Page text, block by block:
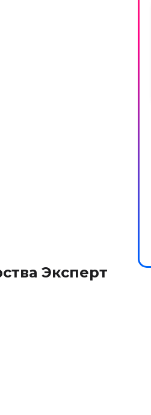
Эксперт